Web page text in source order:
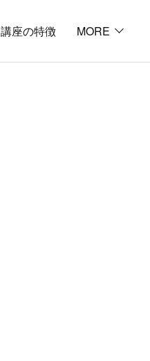
講座の特徴 MORE